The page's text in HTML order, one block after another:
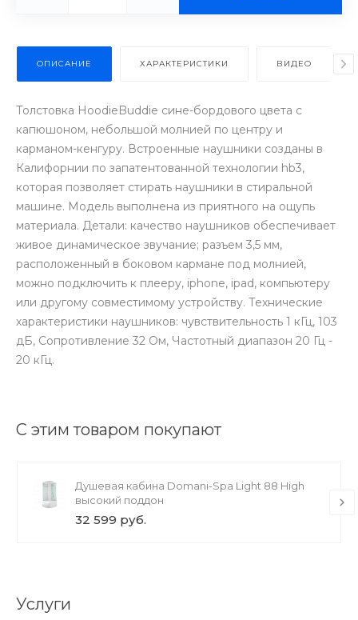
ОПИСАНИЕ ХАРАКТЕРИСТИКИ ВИДЕО
Толстовка HoodieBuddie сине-бордового цвета с
капюшоном, небольшой молнией по центру и
карманом-кенгуру. Встроенные наушники созданы в
Калифорнии по запатентованной технологии hb3,
которая позволяет стирать наушники в стиральной
машине. Модель выполнена из приятного на ощупь
материала. Детали: качество наушников обеспечивает
живое динамическое звучание; разъем 3,5 мм,
расположенный в боковом кармане под молнией,
можно подключить к плееру, iphone, ipad, компьютеру
или другому совместимому устройству. Технические
характеристики наушников: чувствительность 1 кГц, 103
дБ, Сопротивление 32 Ом, Частотный диапазон 20 Гц -
20 кГц.
С этим товаром покупают
Душевая кабина Domani-Spa Light 88 High
высокий поддон
32 599 руб.
Услуги